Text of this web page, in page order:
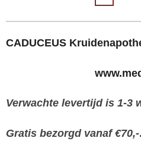
CADUCEUS
Verwachte levertijd is 1-3
Gratis bezorgd vanaf €70,-.